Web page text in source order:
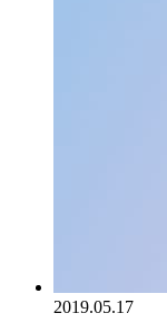
2019.05.17